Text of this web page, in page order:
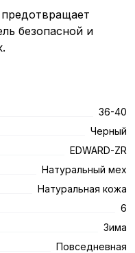
безопасной и
36-40
Черный
EDWARD-ZR
Натуральный мех
Натуральная кожа
6
Зима
Повседневная